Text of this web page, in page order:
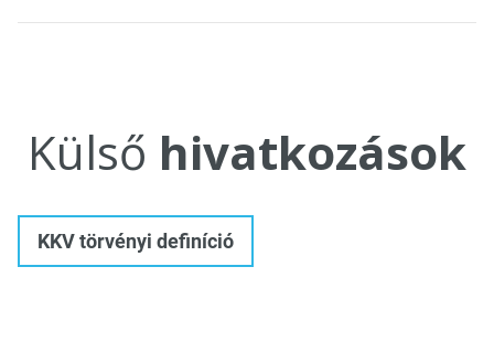
Külső hivatkozások
KKV törvényi definíció